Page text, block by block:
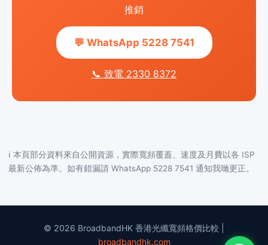
推銷
💬 WhatsApp 5228 7541
📞 致電 2330 8372
ℹ️ 本頁部分資料來自公開資源，實際寬頻覆蓋、速度及月費以各 ISP
最新公佈為準。如有錯漏請 WhatsApp 5228 7541 通知我哋更正。
© 2026 BroadbandHK 香港光纖寬頻格價比較 |
broadbandhk.com